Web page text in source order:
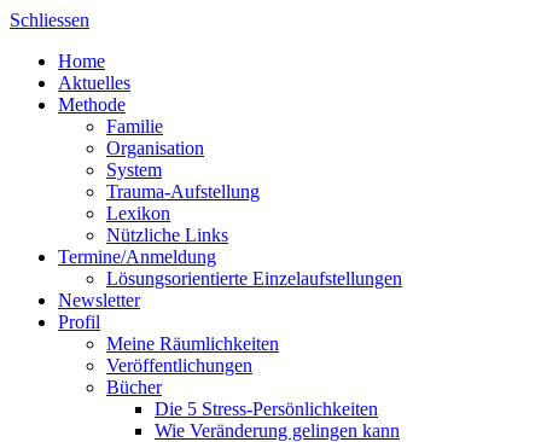
Skip
content
Schliessen
Home
Aktuelles
Methode
Familie
Organisation
System
Trauma-Aufstellung
Lexikon
Nützliche Links
Termine/Anmeldung
Lösungsorientierte Einzelaufstellungen
Newsletter
Profil
Meine Räumlichkeiten
Veröffentlichungen
Bücher
Die 5 Stress-Persönlichkeiten
Wie Veränderung gelingen kann